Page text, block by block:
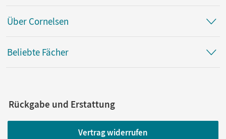
Über Cornelsen
Beliebte Fächer
Rückgabe und Erstattung
Vertrag widerrufen